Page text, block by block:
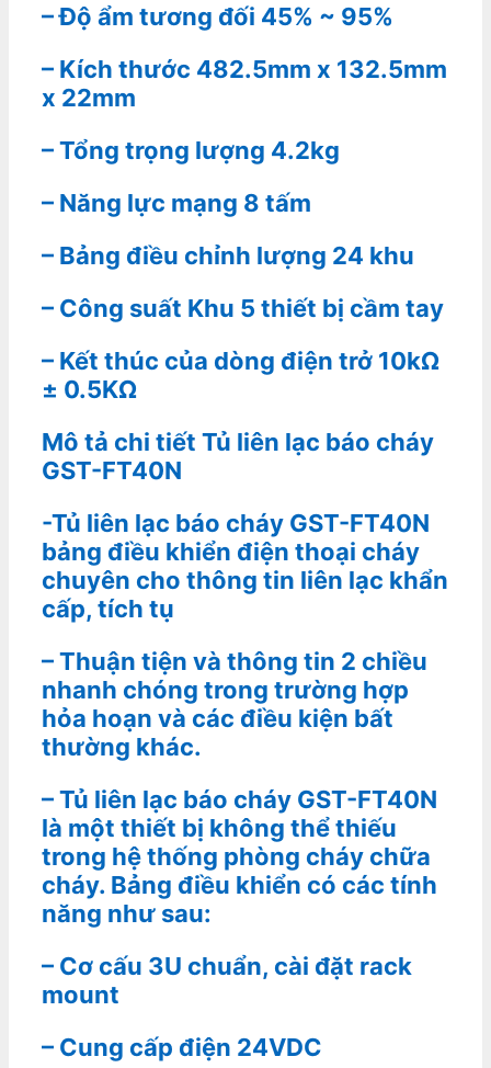
– Độ ẩm tương đối 45% ~ 95%
– Kích thước 482.5mm x 132.5mm
x 22mm
– Tổng trọng lượng 4.2kg
– Năng lực mạng 8 tấm
– Bảng điều chỉnh lượng 24 khu
– Công suất Khu 5 thiết bị cầm tay
– Kết thúc của dòng điện trở 10kΩ
± 0.5KΩ
Mô tả chi tiết Tủ liên lạc báo cháy
GST-FT40N
-Tủ liên lạc báo cháy GST-FT40N
bảng điều khiển điện thoại cháy
chuyên cho thông tin liên lạc khẩn
cấp, tích tụ
– Thuận tiện và thông tin 2 chiều
nhanh chóng trong trường hợp
hỏa hoạn và các điều kiện bất
thường khác.
– Tủ liên lạc báo cháy GST-FT40N
là một thiết bị không thể thiếu
trong hệ thống phòng cháy chữa
cháy. Bảng điều khiển có các tính
năng như sau:
– Cơ cấu 3U chuẩn, cài đặt rack
mount
– Cung cấp điện 24VDC